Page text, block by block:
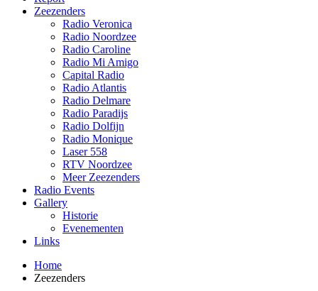
Zeezenders
Radio Veronica
Radio Noordzee
Radio Caroline
Radio Mi Amigo
Capital Radio
Radio Atlantis
Radio Delmare
Radio Paradijs
Radio Dolfijn
Radio Monique
Laser 558
RTV Noordzee
Meer Zeezenders
Radio Events
Gallery
Historie
Evenementen
Links
Home
Zeezenders